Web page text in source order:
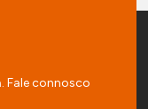
Fale connosco